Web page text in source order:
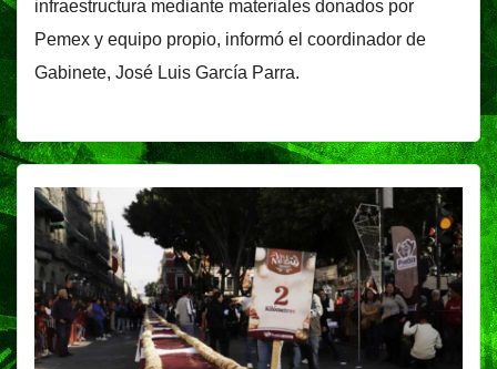
infraestructura mediante materiales donados por
Pemex y equipo propio, informó el coordinador de
Gabinete, José Luis García Parra.